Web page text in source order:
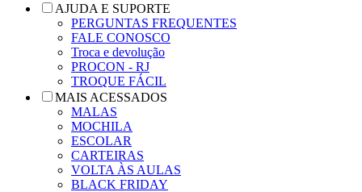
AJUDA E SUPORTE
PERGUNTAS FREQUENTES
FALE CONOSCO
Troca e devolução
PROCON - RJ
TROQUE FÁCIL
MAIS ACESSADOS
MALAS
MOCHILA
ESCOLAR
CARTEIRAS
VOLTA ÀS AULAS
BLACK FRIDAY